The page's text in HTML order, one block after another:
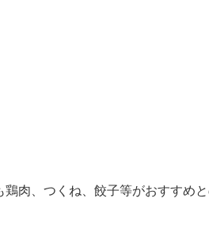
肉、つくね、餃子等がおすすめと